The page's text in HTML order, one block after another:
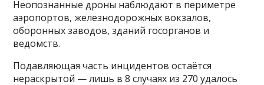
Неопознанные дроны наблюдают в периметре
аэропортов, железнодорожных вокзалов,
оборонных заводов, зданий госорганов и
ведомств.
Подавляющая часть инцидентов остаётся
нераскрытой — лишь в 8 случаях из 270 удалось